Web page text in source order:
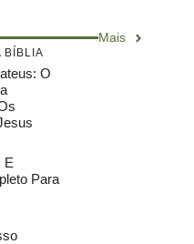
Mais
BÍBLIA
O
E
Para